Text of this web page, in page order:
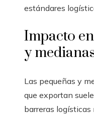
estándares
Impacto
y
Las pequeñas y
que exportan
barreras